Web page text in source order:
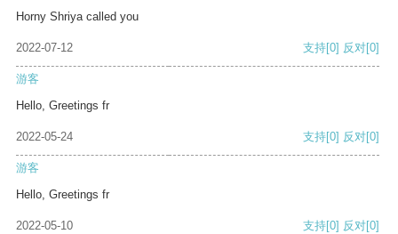
Horny Shriya called you
2022-07-12 支持[0] 反对[0]
游客
Hello, Greetings fr
2022-05-24 支持[0] 反对[0]
游客
Hello, Greetings fr
2022-05-10 支持[0] 反对[0]